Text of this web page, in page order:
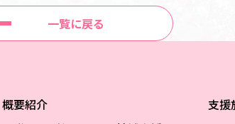
一覧に戻る
概要紹介
支援